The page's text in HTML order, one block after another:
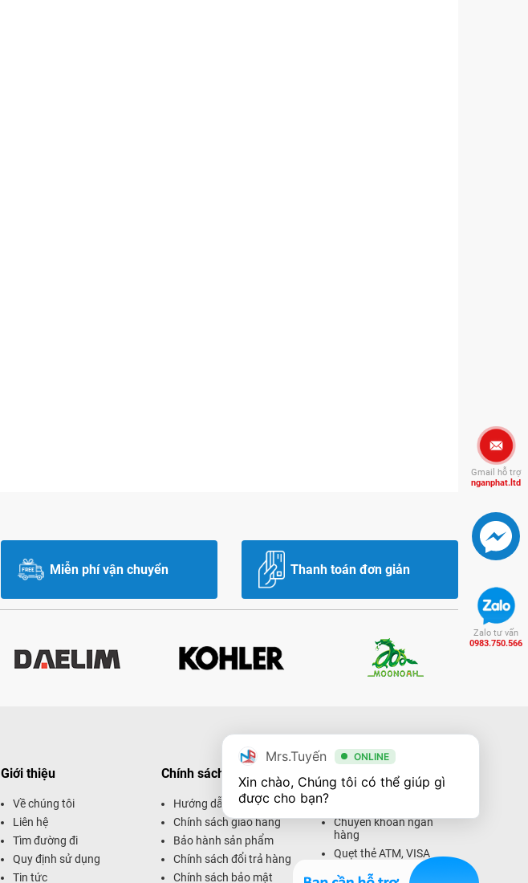
Miễn phí vận chuyển Thanh toán đơn giản
Giới thiệu
Về chúng tôi
Liên hệ
Tìm đường đi
Quy định sử dụng
Tin tức
Chính sách mua hàng
Hướng dẫn mua hàng
Chính sách giao hàng
Bảo hành sản phẩm
Chính sách đổi trả hàng
Chính sách bảo mật
Hình thức thanh toán
Chuyển khoản ngân
hàng
Quẹt thẻ ATM, VISA
Thanh toán trực tuyến
Gmail hỗ trợ
nganphat.ltd
Zalo tư vấn
0983.750.566
Mrs.Tuyến ONLINE
Xin chào, Chúng tôi có thể giúp gì
được cho bạn?